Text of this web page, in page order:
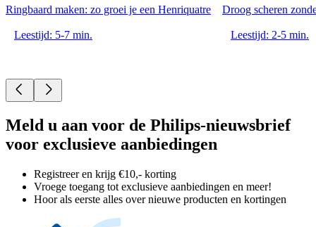
Ringbaard maken: zo groei je een Henriquatre
Leestijd: 5-7 min.
Droog scheren
Leestijd: 2-5 min.
Meld u aan voor de Philips-nieuwsbrief
voor exclusieve aanbiedingen
Registreer en krijg €10,- korting
Vroege toegang tot exclusieve aanbiedingen en meer!
Hoor als eerste alles over nieuwe producten en kortingen